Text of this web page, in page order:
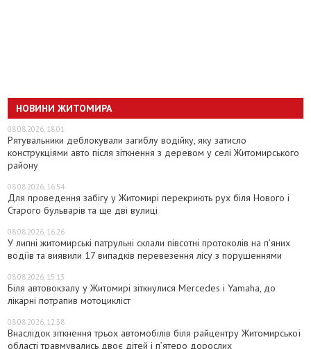
НОВИНИ ЖИТОМИРА
08.08.2026, 18:01
Рятувальники деблокували загиблу водійку, яку затисло
конструкціями авто після зіткнення з деревом у селі Житомирського
району
08.08.2026, 16:54
Для проведення забігу у Житомирі перекриють рух біля Нового і
Старого бульварів та ще дві вулиці
08.08.2026, 16:26
У липні житомирські патрульні склали півсотні протоколів на пʼяних
водіїв та виявили 17 випадків перевезення лісу з порушеннями
08.08.2026, 15:13
Біля автовокзалу у Житомирі зіткнулися Mercedes і Yamaha, до
лікарні потрапив мотоцикліст
08.08.2026, 12:38
Внаслідок зіткнення трьох автомобілів біля райцентру Житомирської
області травмувались двоє дітей і пʼятеро дорослих